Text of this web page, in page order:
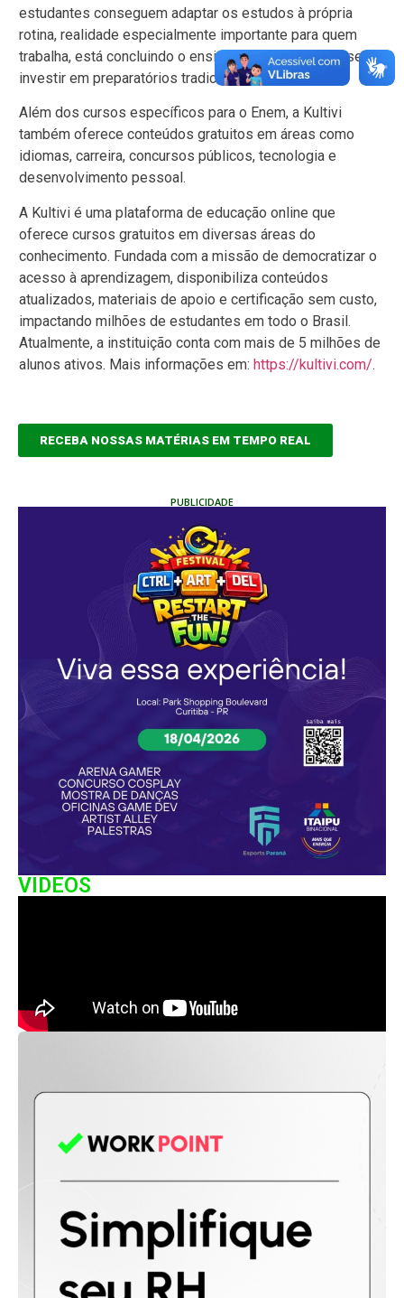
estudantes conseguem adaptar os estudos à própria
rotina, realidade especialmente importante para quem
trabalha, está concluindo o ensino médio ou não consegue
investir em preparatórios tradicionais.
Além dos cursos específicos para o Enem, a Kultivi
também oferece conteúdos gratuitos em áreas como
idiomas, carreira, concursos públicos, tecnologia e
desenvolvimento pessoal.
A Kultivi é uma plataforma de educação online que
oferece cursos gratuitos em diversas áreas do
conhecimento. Fundada com a missão de democratizar o
acesso à aprendizagem, disponibiliza conteúdos
atualizados, materiais de apoio e certificação sem custo,
impactando milhões de estudantes em todo o Brasil.
Atualmente, a instituição conta com mais de 5 milhões de
alunos ativos. Mais informações em: https://kultivi.com/.
RECEBA NOSSAS MATÉRIAS EM TEMPO REAL
PUBLICIDADE
VIDEOS